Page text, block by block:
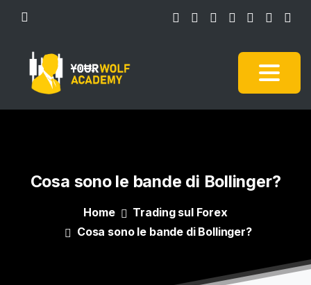
Cosa sono le bande di Bollinger?
Home
Trading sul Forex
Cosa sono le bande di Bollinger?